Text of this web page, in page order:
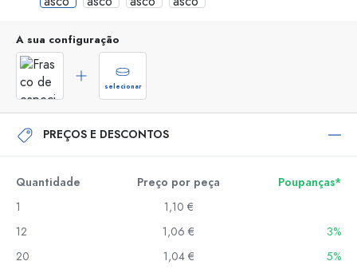
A sua configuração
selecionar
PREÇOS E DESCONTOS
Quantidade Preço por peça
Poupanças*
1
1,10 €
12
1,06 €
3%
20
1,04 €
5%